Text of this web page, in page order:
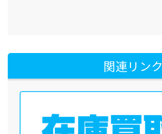
関連リンク